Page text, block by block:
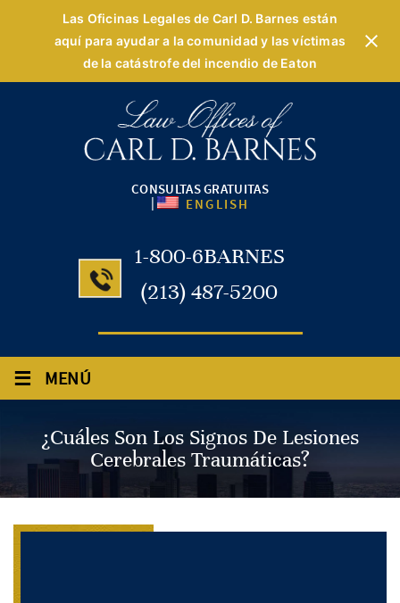
Las Oficinas Legales de Carl D. Barnes están
aquí para ayudar a la comunidad y las víctimas
de la catástrofe del incendio de Eaton
CONSULTAS GRATUITAS
| ENGLISH
1-800-6BARNES
(213) 487-5200
≡ MENÚ
¿Cuáles Son Los Signos De Lesiones
Cerebrales Traumáticas?